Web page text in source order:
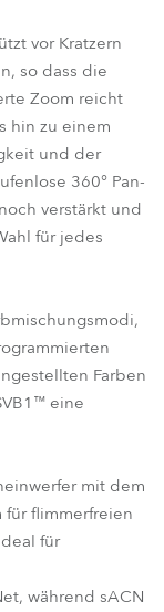
vor Kratzern
so dass die
Zoom reicht
hin zu einem
und der
360° Pan-
verstärkt und
für jedes
Farben
eine
mit dem
für flimmerfreien
für
während sACN